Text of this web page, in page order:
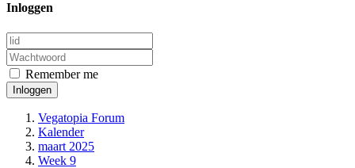
Inloggen
Remember me
Inloggen
Vegatopia Forum
Kalender
maart 2025
Week 9